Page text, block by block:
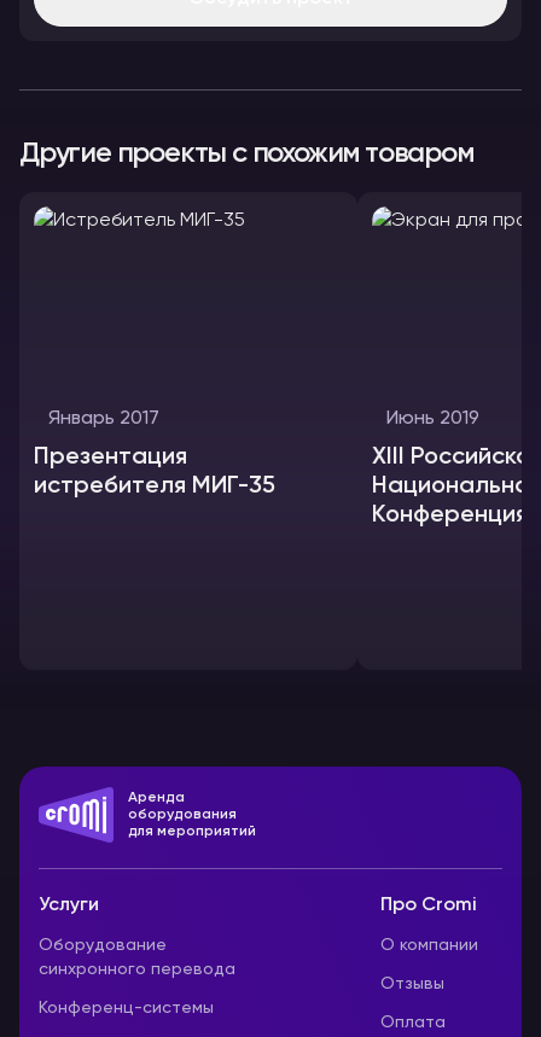
Другие проекты с похожим товаром
Январь 2017
Презентация
истребителя МИГ-35
Июнь 2019
XIII
Национальная
Конференция
Аренда
оборудования
для мероприятий
Услуги
Оборудование
синхронного перевода
Конференц-системы
Про Cromi
О компании
Отзывы
Оплата